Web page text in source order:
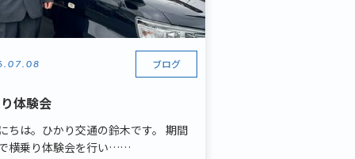
ブログ
体験会
ちは。ひかり交通の鈴木です。 期間
横乗り体験会を行い……